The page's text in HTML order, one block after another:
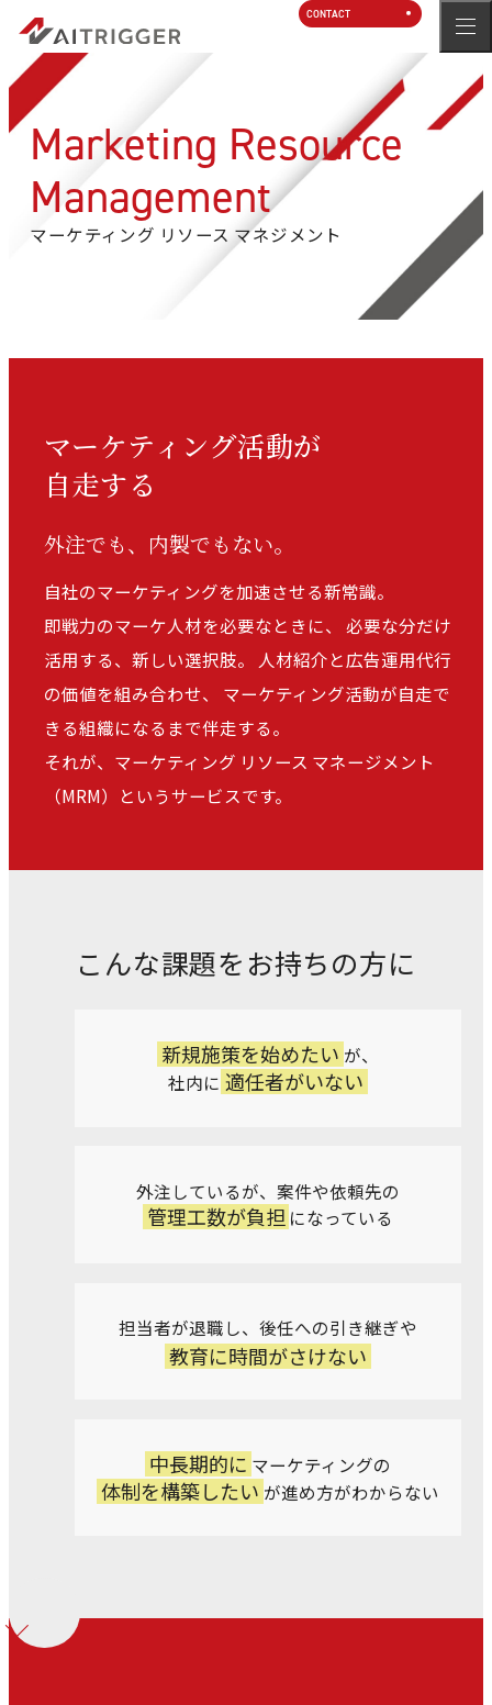
CONTACT
Marketing Resource
Management
マーケティング リソース マネジメント
マーケティング活動が
自走する
外注でも、内製でもない。
自社のマーケティングを加速させる新常識。
即戦力のマーケ人材を必要なときに、
必要な分だけ
活用する、新しい選択肢。
人材紹介と広告運用代行
の価値を組み合わせ、
マーケティング活動が自走で
きる組織になるまで伴走する。
それが、マーケティング リソース マネージメント
（MRM）というサービスです。
こんな課題をお持ちの方に
新規施策を始めたい が、
社内に 適任者がいない
外注しているが、 案件や依頼先の
管理工数が負担 になっている
担当者が退職し、 後任への引き継ぎや
教育に時間がさけない
中長期的に マーケティングの
体制を構築したい が進め方がわからない